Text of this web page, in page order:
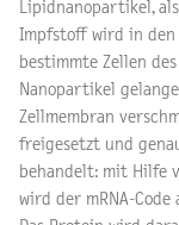
Lipidnanopartikel,
Impfstoff wird in
bestimmte Zellen
Nanopartikel
Zellmembran
freigesetzt und
behandelt: mit Hilfe
wird der mRNA-